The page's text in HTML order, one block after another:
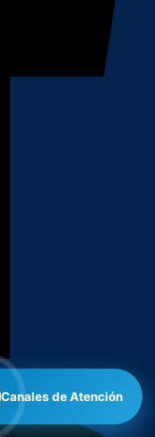
Canales de Atención